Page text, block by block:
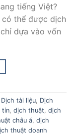
tiếng Việt?
có thể được dịch
dựa vào vốn
Dịch tài liệu, Dịch
tín, dịch thuật, dịch
châu á, dịch
thuật doanh